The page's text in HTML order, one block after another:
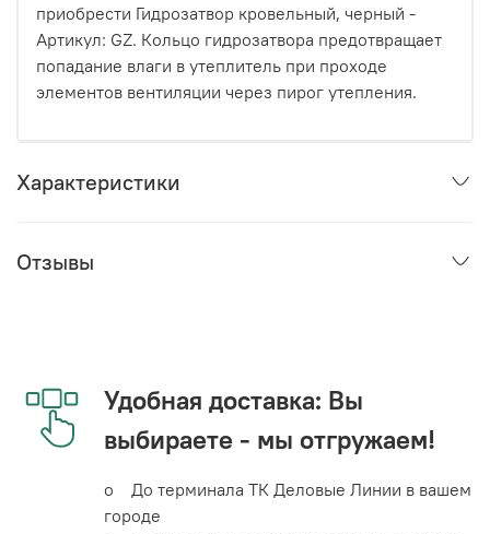
приобрести Гидрозатвор кровельный, черный -
Артикул: GZ. Кольцо гидрозатвора предотвращает
попадание влаги в утеплитель при проходе
элементов вентиляции через пирог утепления.
Характеристики
Отзывы
Удобная доставка: Вы
выбираете - мы отгружаем!
o До терминала ТК Деловые Линии в вашем
городе